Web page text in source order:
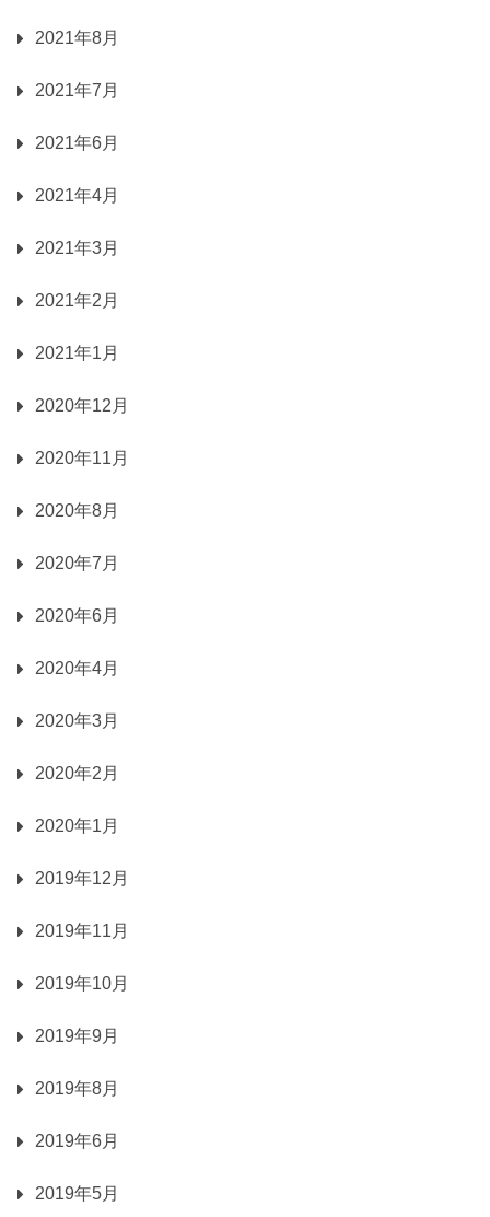
2021年8月
2021年7月
2021年6月
2021年4月
2021年3月
2021年2月
2021年1月
2020年12月
2020年11月
2020年8月
2020年7月
2020年6月
2020年4月
2020年3月
2020年2月
2020年1月
2019年12月
2019年11月
2019年10月
2019年9月
2019年8月
2019年6月
2019年5月